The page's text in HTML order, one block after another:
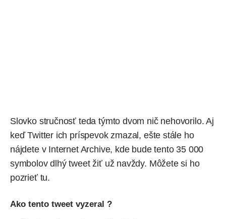
Slovko stručnosť teda týmto dvom nič nehovorilo. Aj
keď Twitter ich príspevok zmazal, ešte stále ho
nájdete v Internet Archive, kde bude tento 35 000
symbolov dlhý tweet žiť už navždy. Môžete si ho
pozrieť tu.
Ako tento tweet vyzeral ?